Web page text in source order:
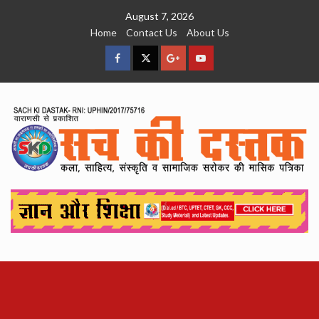
August 7, 2026
Home
Contact Us About Us
facebookTwitterGoogleYouTube